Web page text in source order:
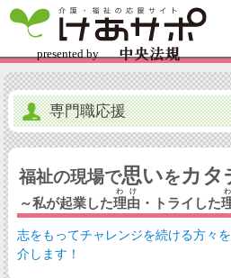
専門職応援
福祉の現場で思いをカタ
～私が起業した理由
わけ
・トライした
志をもってチャレンジを続ける方々
介します！